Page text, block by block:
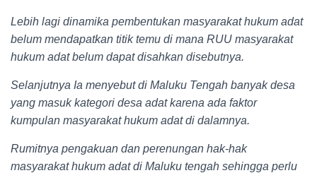
Lebih lagi dinamika pembentukan masyarakat hukum adat
belum mendapatkan titik temu di mana RUU masyarakat
hukum adat belum dapat disahkan disebutnya.
Selanjutnya Ia menyebut di Maluku Tengah banyak desa
yang masuk kategori desa adat karena ada faktor
kumpulan masyarakat hukum adat di dalamnya.
Rumitnya pengakuan dan perenungan hak-hak
masyarakat hukum adat di Maluku tengah sehingga perlu